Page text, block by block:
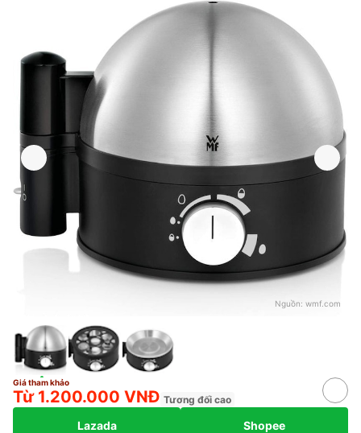
Nguồn: wmf.com
Giá tham khảo
Từ 1.200.000 VNĐ Tương đối cao
Lazada Shopee